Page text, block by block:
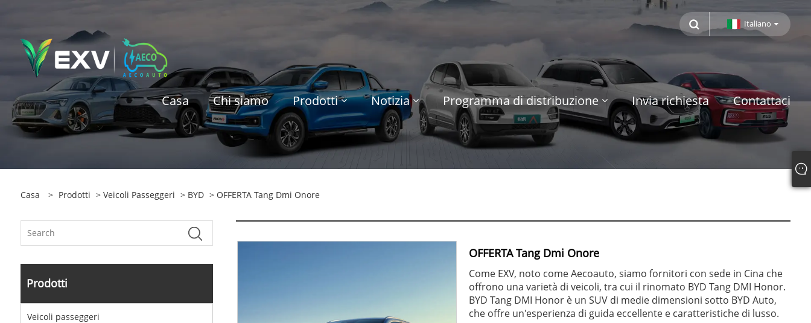
Italiano
Casa Chi siamo Prodotti Notizia Programma di distribuzione Invia richiesta Contattaci
Casa > Prodotti > Veicoli Passeggeri > BYD > OFFERTA Tang Dmi Onore
Prodotti
Veicoli passeggeri
OFFERTA Tang Dmi Onore
Come EXV, noto come Aecoauto, siamo fornitori con sede in Cina che
offrono una varietà di veicoli, tra cui il rinomato BYD Tang DMI Honor.
BYD Tang DMI Honor è un SUV di medie dimensioni sotto BYD Auto,
che offre un'esperienza di guida eccellente e caratteristiche di lusso.